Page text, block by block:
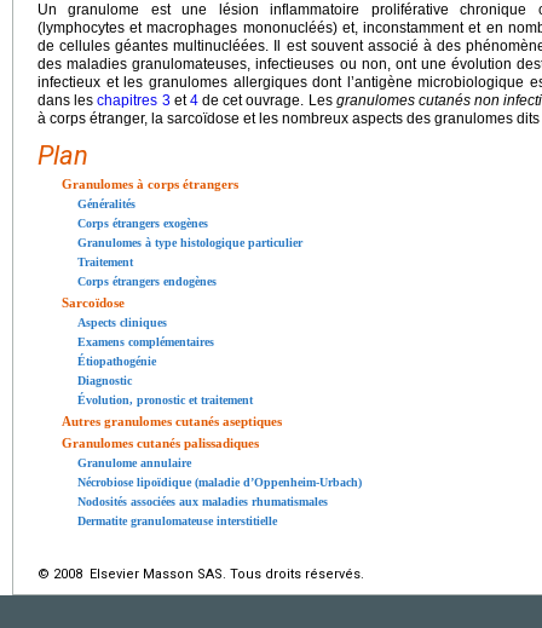
Un granulome
est une lésion inflammatoire proliférative chronique
(lymphocytes et macrophages mononucléés) et, inconstamment et en
de cellules géantes multinucléées. Il est souvent associé à des
des maladies granulomateuses, infectieuses ou non, ont une évolution
infectieux et les granulomes allergiques dont l’antigène microbiologique
dans leschapitres 3et4de cet ouvrage. Les granulomes cutanés non
à corps étranger, la sarcoïdose et les nombreux aspects des granulomes
Plan
Granulomes à corps étrangers
Généralités
Corps étrangers exogènes
Granulomes à type histologique particulier
Traitement
Corps étrangers endogènes
Sarcoïdose
Aspects cliniques
Examens complémentaires
Étiopathogénie
Diagnostic
Évolution, pronostic et traitement
Autres granulomes cutanés aseptiques
Granulomes cutanés palissadiques
Granulome annulaire
Nécrobiose lipoïdique (maladie d’Oppenheim-Urbach)
Nodosités associées aux maladies rhumatismales
Dermatite granulomateuse interstitielle
© 2008 Elsevier Masson SAS. Tous droits réservés.